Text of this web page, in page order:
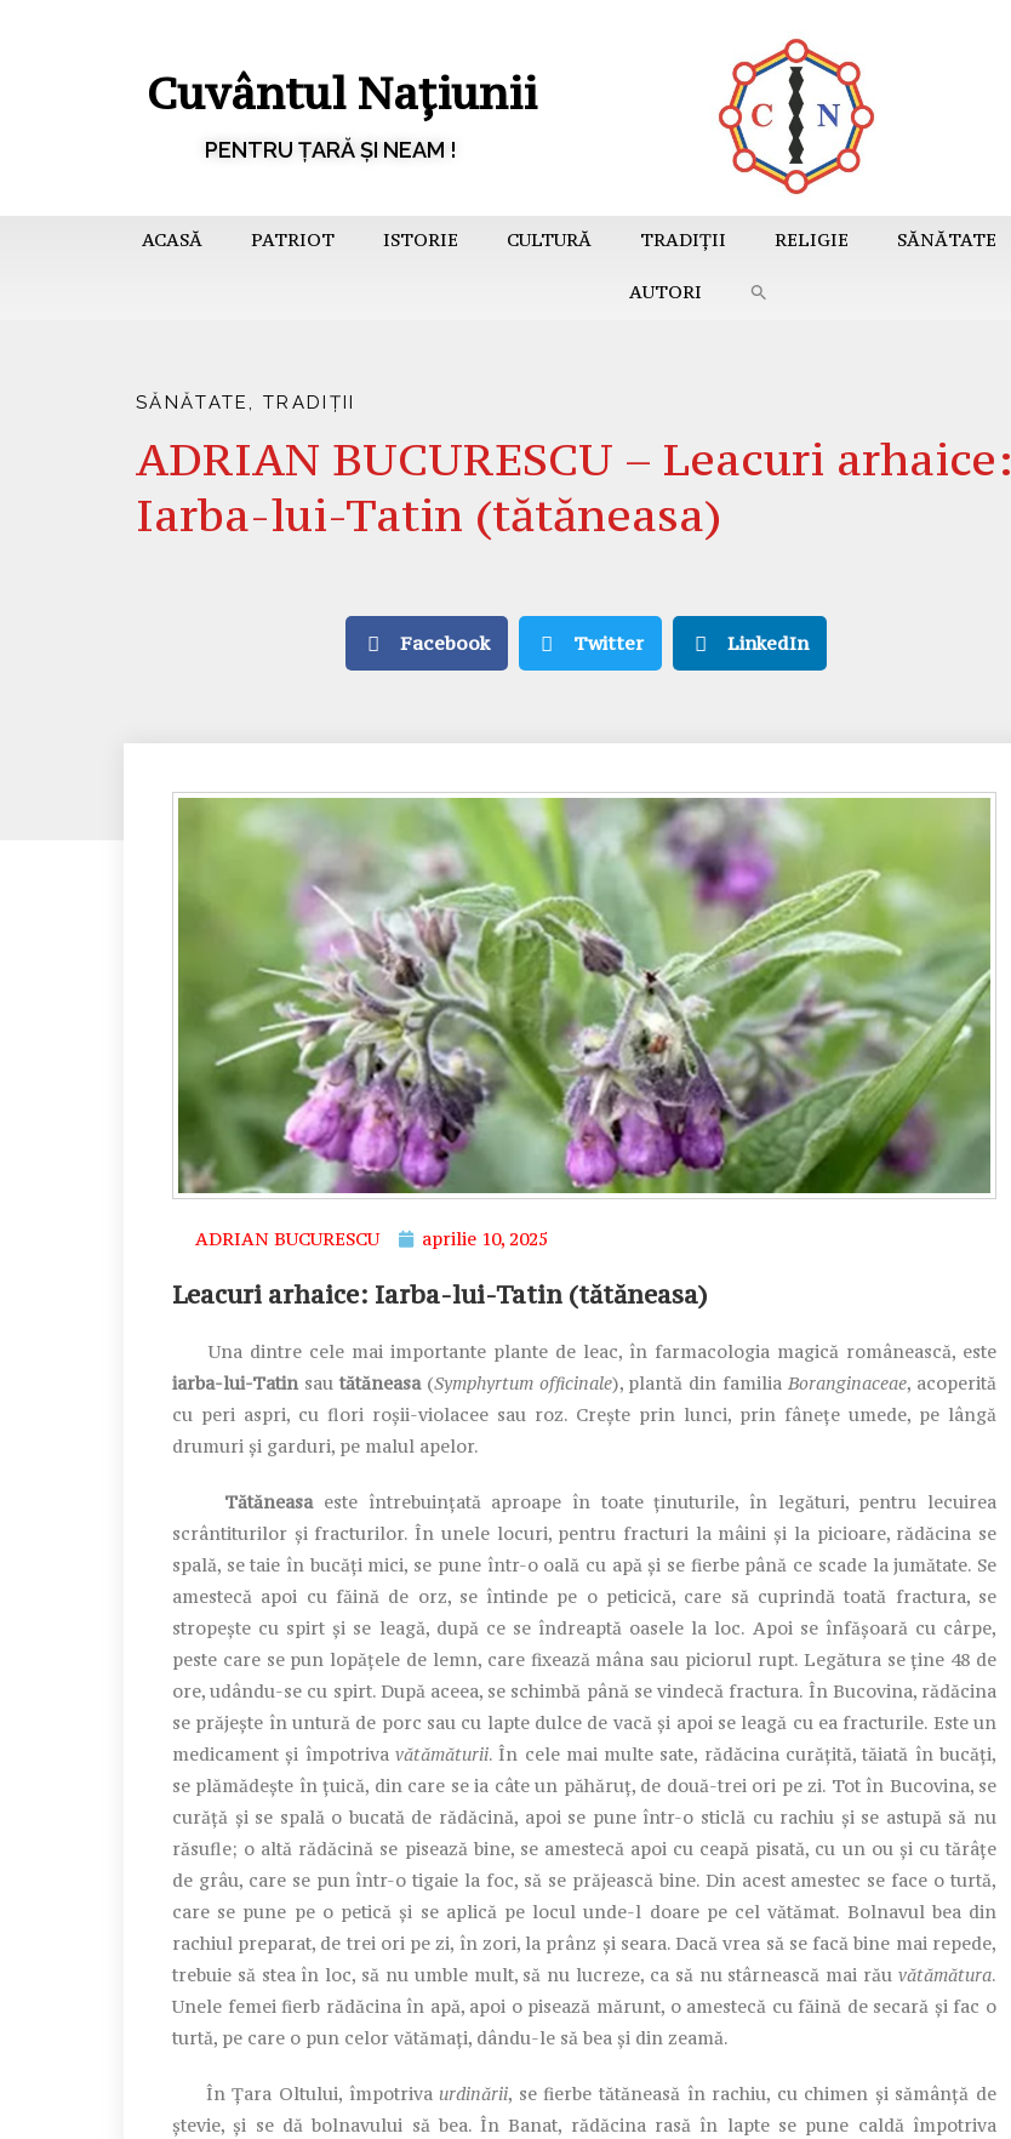
Cuvântul Națiunii
PENTRU ȚARĂ ȘI NEAM !
ACASĂ PATRIOT ISTORIE CULTURĂ TRADIȚII RELIGIE SĂNĂTATE
AUTORI
SĂNĂTATE ,TRADIȚII
ADRIAN BUCURESCU – Leacuri arhaice:
Iarba-lui-Tatin (tătăneasa)
Facebook Twitter LinkedIn
ADRIAN BUCURESCU aprilie 10, 2025
Leacuri arhaice: Iarba-lui-Tatin (tătăneasa)
Una dintre cele mai importante plante de leac, în farmacologia magică românească, este
iarba-lui-Tatin sautătăneasa(Symphyrtum officinale), plantă din familiaBoranginaceae, acoperită
cu peri aspri, cu flori roșii-violacee sau roz. Crește prin lunci, prin fânețe umede, pe lângă
drumuri și garduri, pe malul apelor.
Tătăneasaeste întrebuințată aproape în toate ținuturile, în legături, pentru lecuirea
scrântiturilor și fracturilor. În unele locuri, pentru fracturi la mâini și la picioare, rădăcina se
spală, se taie în bucăți mici, se pune într-o oală cu apă și se fierbe până ce scade la jumătate. Se
amestecă apoi cu făină de orz, se întinde pe o peticică, care să cuprindă toată fractura, se
stropește cu spirt și se leagă, după ce se îndreaptă oasele la loc. Apoi se înfășoară cu cârpe,
peste care se pun lopățele de lemn, care fixează mâna sau piciorul rupt. Legătura se ține 48 de
ore, udându-se cu spirt. După aceea, se schimbă până se vindecă fractura. În Bucovina, rădăcina
se prăjește în untură de porc sau cu lapte dulce de vacă și apoi se leagă cu ea fracturile. Este un
medicament și împotriva vătămăturii. În cele mai multe sate, rădăcina curățită, tăiată în bucăți,
se plămădește în țuică, din care se ia câte un păhăruț, de două-trei ori pe zi. Tot în Bucovina, se
curăță și se spală o bucată de rădăcină, apoi se pune într-o sticlă cu rachiu și se astupă să nu
răsufle; o altă rădăcină se pisează bine, se amestecă apoi cu ceapă pisată, cu un ou și cu tărâțe
de grâu, care se pun într-o tigaie la foc, să se prăjească bine. Din acest amestec se face o turtă,
care se pune pe o petică și se aplică pe locul unde-l doare pe cel vătămat. Bolnavul bea din
rachiul preparat, de trei ori pe zi, în zori, la prânz și seara. Dacă vrea să se facă bine mai repede,
trebuie să stea în loc, să nu umble mult, să nu lucreze, ca să nu stârnească mai rău vătămătura.
Unele femei fierb rădăcina în apă, apoi o pisează mărunt, o amestecă cu făină de secară și fac o
turtă, pe care o pun celor vătămați, dându-le să bea și din zeamă.
În Țara Oltului, împotriva urdinării, se fierbe tătăneasă în rachiu, cu chimen și sămânță de
ștevie, și se dă bolnavului să bea. În Banat, rădăcina rasă în lapte se pune caldă împotriva